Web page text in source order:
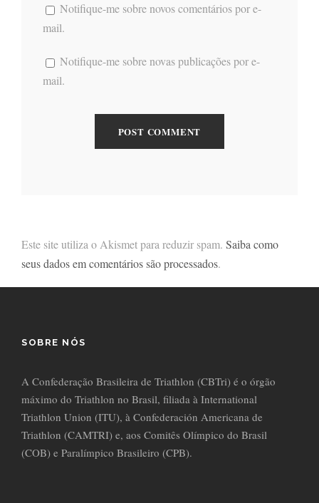
Notifique-me sobre novos comentários por e-
mail.
Notifique-me sobre novas publicações por e-
mail.
Este site utiliza o Akismet para reduzir spam. Saiba como
seus dados em comentários são processados.
SOBRE NÓS
A Confederação Brasileira de Triathlon (CBTri) é o órgão
máximo do Triathlon no Brasil, filiada à International
Triathlon Union (ITU), à Confederación Americana de
Triathlon (CAMTRI) e, aos Comitês Olímpico do Brasil
(COB) e Paralímpico Brasileiro (CPB).